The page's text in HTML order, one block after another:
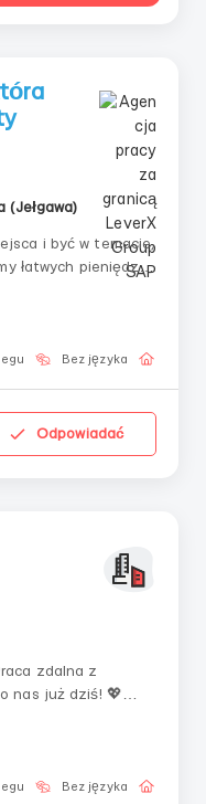
(Jełgawa)
i być w temacie,
łatwych pieniędzy.
Tych, którzy nie
Bez języka
Odpowiadać
zdalna z
nas już dziś! 💖
pracy z
pracy:&b...
Bez języka